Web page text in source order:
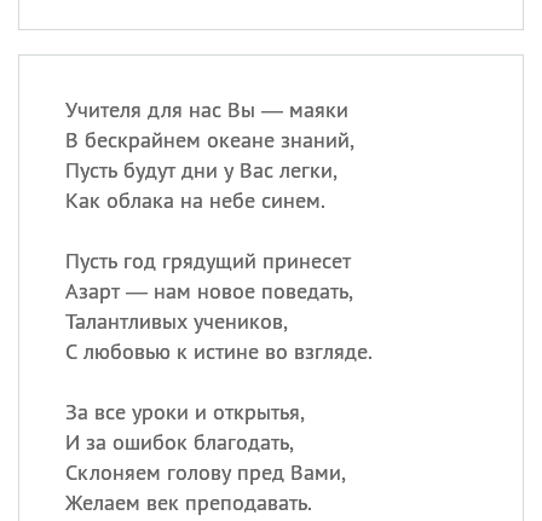
Учителя для нас Вы — маяки
В бескрайнем океане знаний,
Пусть будут дни у Вас легки,
Как облака на небе синем.
Пусть год грядущий принесет
Азарт — нам новое поведать,
Талантливых учеников,
С любовью к истине во взгляде.
За все уроки и открытья,
И за ошибок благодать,
Склоняем голову пред Вами,
Желаем век преподавать.